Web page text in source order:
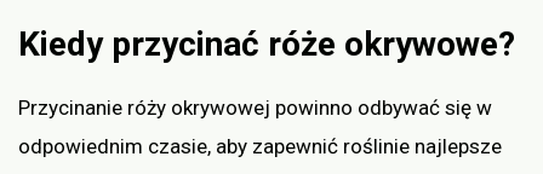
Kiedy przycinać róże okrywowe?
Przycinanie róży okrywowej powinno odbywać się w
odpowiednim czasie, aby zapewnić roślinie najlepsze